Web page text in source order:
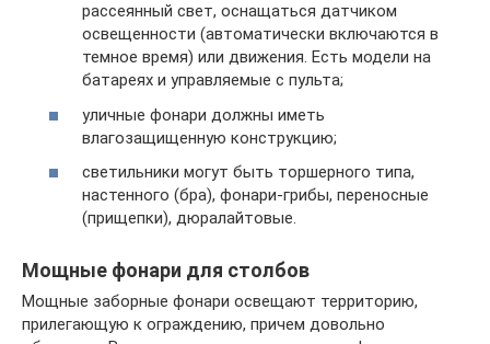
рассеянный свет, оснащаться датчиком
освещенности (автоматически включаются в
темное время) или движения. Есть модели на
батареях и управляемые с пульта;
уличные фонари должны иметь
влагозащищенную конструкцию;
светильники могут быть торшерного типа,
настенного (бра), фонари-грибы, переносные
(прищепки), дюралайтовые.
Мощные фонари для столбов
Мощные заборные фонари освещают территорию,
прилегающую к ограждению, причем довольно